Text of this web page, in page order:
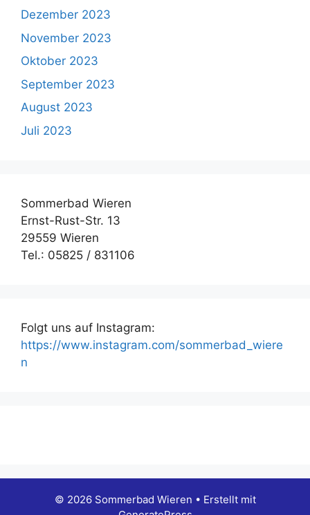
Dezember 2023
November 2023
Oktober 2023
September 2023
August 2023
Juli 2023
Sommerbad Wieren
Ernst-Rust-Str. 13
29559 Wieren
Tel.: 05825 / 831106
Folgt uns auf Instagram:
https://www.instagram.com/sommerbad_wiere
n
© 2026 Sommerbad Wieren • Erstellt mit